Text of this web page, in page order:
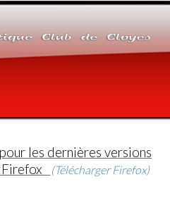
les dernières versions
(Télécharger Firefox)